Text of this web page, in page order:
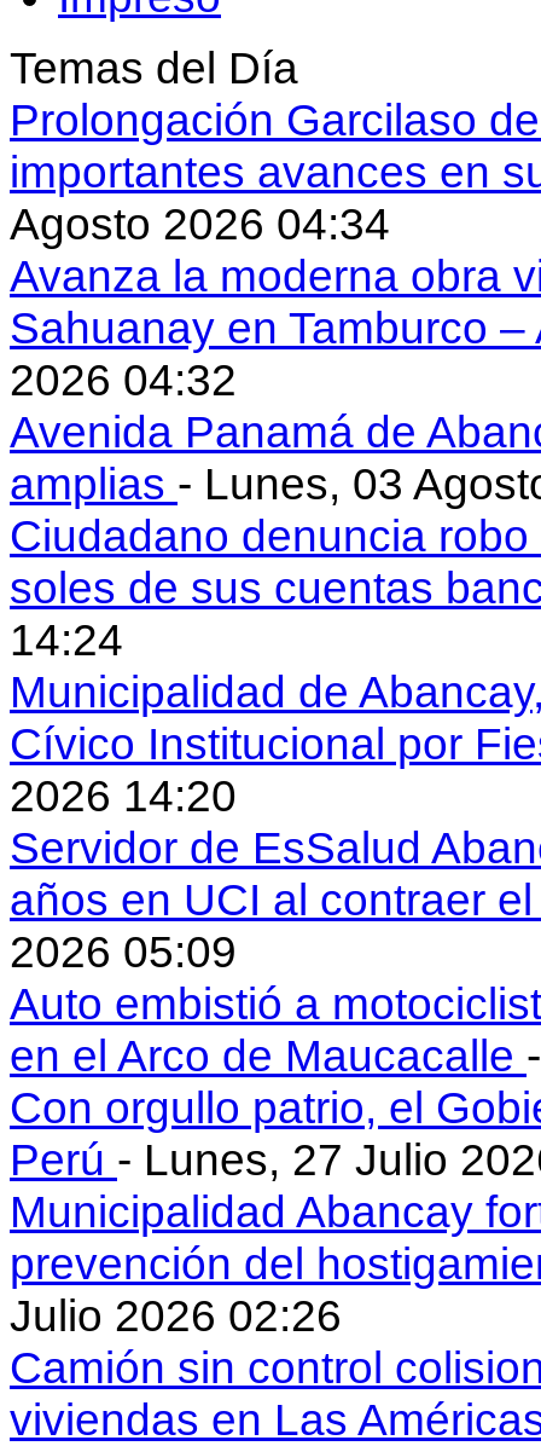
Temas del Día
Prolongación Garcilaso
importantes avances en
Agosto 2026 04:34
Avanza la moderna obra
Sahuanay en Tamburco
2026 04:32
Avenida Panamá de
amplias - Lunes, 03
Ciudadano denuncia
soles de sus cuentas
14:24
Municipalidad de
Cívico Institucional por
2026 14:20
Servidor de EsSalud
años en UCI al contraer
2026 05:09
Auto embistió a
en el Arco de Maucacalle
Con orgullo patrio, el
Perú - Lunes, 27 Julio
Municipalidad Abancay
prevención del
Julio 2026 02:26
Camión sin control
viviendas en Las